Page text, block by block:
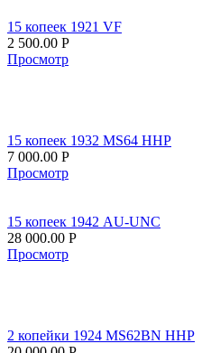
15 копеек 1921 VF
2 500.00 Р
Просмотр
15 копеек 1932 MS64 ННР
7 000.00 Р
Просмотр
15 копеек 1942 AU-UNC
28 000.00 Р
Просмотр
2 копейки 1924 MS62BN ННР